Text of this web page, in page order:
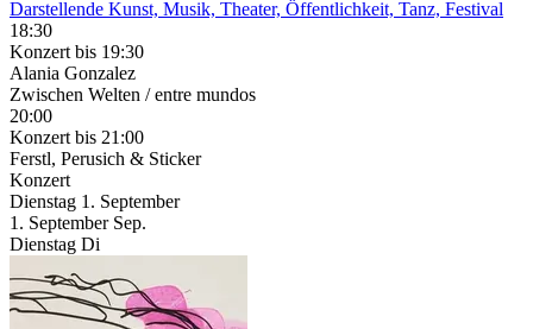
Darstellende Kunst, Musik, Theater, Öffentlichkeit, Tanz, Festival
18:30
Konzert bis 19:30
Alania Gonzalez
Zwischen Welten / entre mundos
20:00
Konzert bis 21:00
Ferstl, Perusich & Sticker
Konzert
Dienstag 1. September
1. September Sep.
Dienstag Di